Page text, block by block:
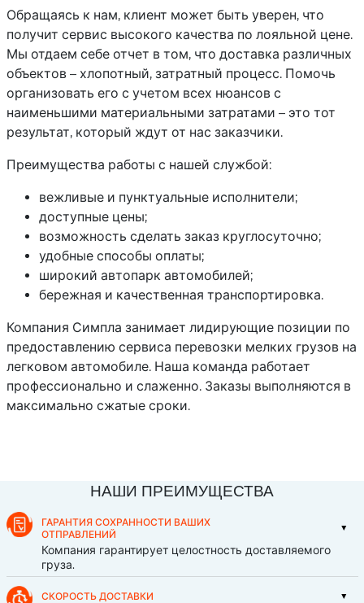
Обращаясь к нам, клиент может быть уверен, что
получит сервис высокого качества по лояльной цене.
Мы отдаем себе отчет в том, что доставка различных
объектов – хлопотный, затратный процесс. Помочь
организовать его с учетом всех нюансов с
наименьшими материальными затратами – это тот
результат, который ждут от нас заказчики.
Преимущества работы с нашей службой:
вежливые и пунктуальные исполнители;
доступные цены;
возможность сделать заказ круглосуточно;
удобные способы оплаты;
широкий автопарк автомобилей;
бережная и качественная транспортировка.
Компания Симпла занимает лидирующие позиции по
предоставлению сервиса перевозки мелких грузов на
легковом автомобиле. Наша команда работает
профессионально и слаженно. Заказы выполняются в
максимально сжатые сроки.
НАШИ ПРЕИМУЩЕСТВА
ГАРАНТИЯ СОХРАННОСТИ ВАШИХ
ОТПРАВЛЕНИЙ
Компания гарантирует целостность доставляемого
груза.
СКОРОСТЬ ДОСТАВКИ